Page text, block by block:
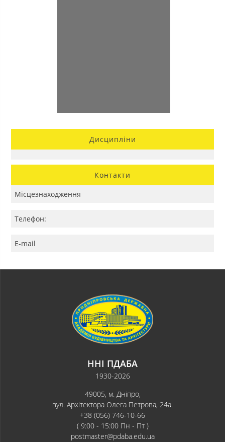
Дисципліни
Контакти
Місцезнаходження
Телефон:
E-mail
ННІ ПДАБА
1930-2026
49005, м. Дніпро,
вул. Архітектора Олега Петрова, 24а.
+38 (056) 746-10-66
( 9:00 - 15:00 Пн - Пт )
postmaster@pdaba.edu.ua